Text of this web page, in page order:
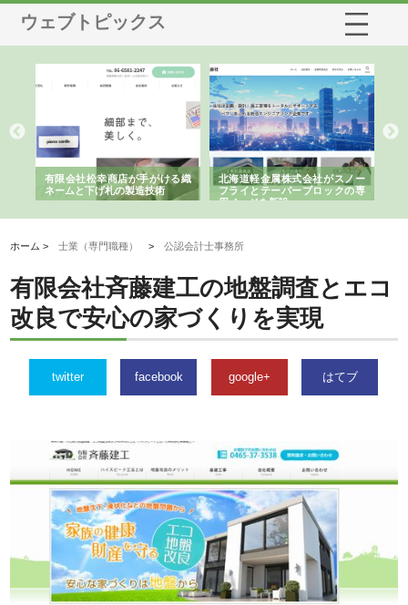
ウェブトピックス
有限会社松幸商店が手がける織
ネームと下げ札の製造技術
北海道軽金属株式会社がスノー
フライとテーパーブロックの専
用ページを新設
ホーム >士業（専門職種） >公認会計士事務所
有限会社斉藤建工の地盤調査とエコ
改良で安心の家づくりを実現
twitter facebook google+ はてブ